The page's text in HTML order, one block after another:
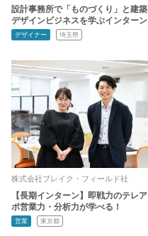
設計事務所で「ものづくり」と建築
デザインビジネスを学ぶインターン
デザイナー 埼玉県
株式会社ブレイク・フィールド社
【長期インターン】即戦力のテレア
ポ営業力・分析力が学べる！
営業 東京都